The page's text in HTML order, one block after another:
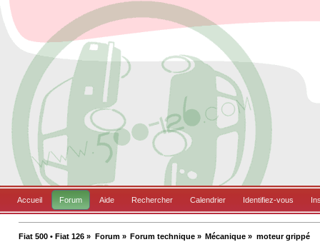
Accueil Forum Aide Rechercher Calendrier Identifiez-vous
Fiat 500 • Fiat 126 » Forum» Forum technique» Mécanique » moteur grippé